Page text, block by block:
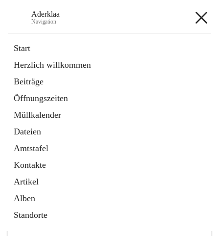
Aderklaa
Navigation
Start
Herzlich willkommen
Beiträge
Öffnungszeiten
Müllkalender
Dateien
Amtstafel
Kontakte
Artikel
Alben
Standorte
6 Schnellzugriffe
Gemeinde
3 Schnellzugriffe